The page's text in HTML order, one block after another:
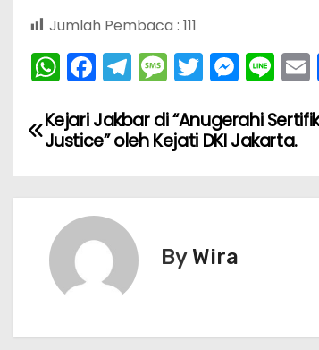
Jumlah Pembaca : 111
W
h
a
ts
p
p
F
a
c
e
o
o
k
T
el
e
gr
m
M
e
s
s
g
e
T
w
itt
er
M
e
s
s
n
Li
n
e
N
v
Kejari Jakbar di “Anugerahi
Justice” oleh Kejati DKI Jakarta.
By Wira